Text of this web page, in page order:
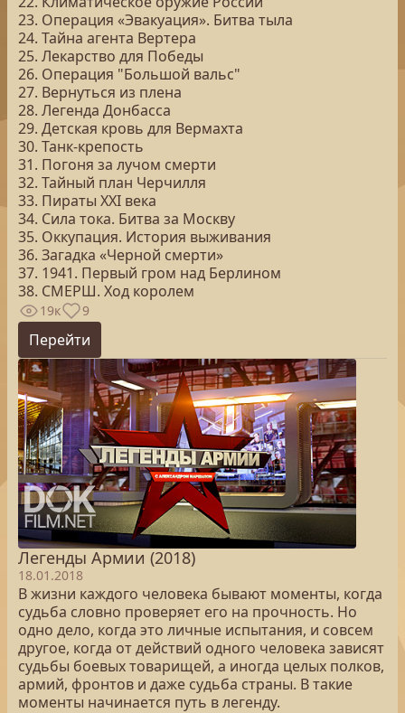
23. Операция «Эвакуация». Битва тыла
24. Тайна агента Вертера
25. Лекарство для Победы
26. Операция "Большой вальс"
27. Вернуться из плена
28. Легенда Донбасса
29. Детская кровь для Вермахта
30. Танк-крепость
31. Погоня за лучом смерти
32. Тайный план Черчилля
33. Пираты ХХI века
34. Сила тока. Битва за Москву
35. Оккупация. История выживания
36. Загадка «Черной смерти»
37. 1941. Первый гром над Берлином
38. СМЕРШ. Ход королем
19к 9
Перейти
Легенды Армии (2018)
18.01.2018
В жизни каждого человека бывают моменты, когда
судьба словно проверяет его на прочность. Но
одно дело, когда это личные испытания, и совсем
другое, когда от действий одного человека зависят
судьбы боевых товарищей, а иногда целых полков,
армий, фронтов и даже судьба страны. В такие
моменты начинается путь в легенду.